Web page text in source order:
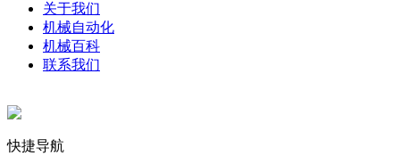
关于我们
机械自动化
机械百科
联系我们
快捷导航